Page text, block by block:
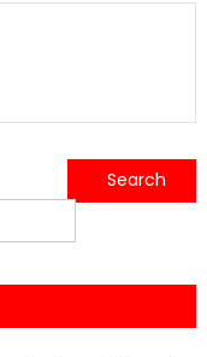
डिजिटल मोड को लगातार बढ़ा रही नैनीताल पुलिस, हल्द्वानी पुलिस हो रही डिजिटल………